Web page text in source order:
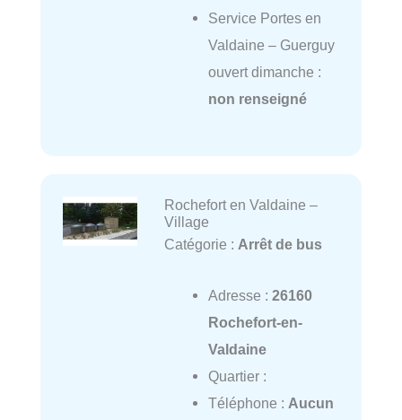
Service Portes en
Valdaine – Guerguy
ouvert dimanche :
non renseigné
Rochefort en Valdaine –
Village
Catégorie : Arrêt de bus
Adresse : 26160
Rochefort-en-
Valdaine
Quartier :
Téléphone : Aucun